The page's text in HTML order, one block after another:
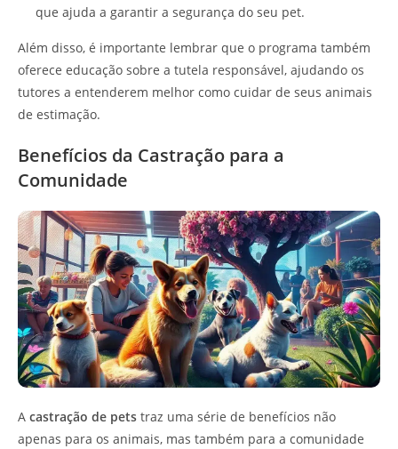
que ajuda a garantir a segurança do seu pet.
Além disso, é importante lembrar que o programa também
oferece educação sobre a tutela responsável, ajudando os
tutores a entenderem melhor como cuidar de seus animais
de estimação.
Benefícios da Castração para a
Comunidade
A castração de pets traz uma série de benefícios não
apenas para os animais, mas também para a comunidade